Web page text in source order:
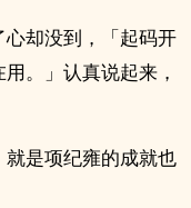
却没到，「起码开
。」认真说起来，
是项纪雍的成就也